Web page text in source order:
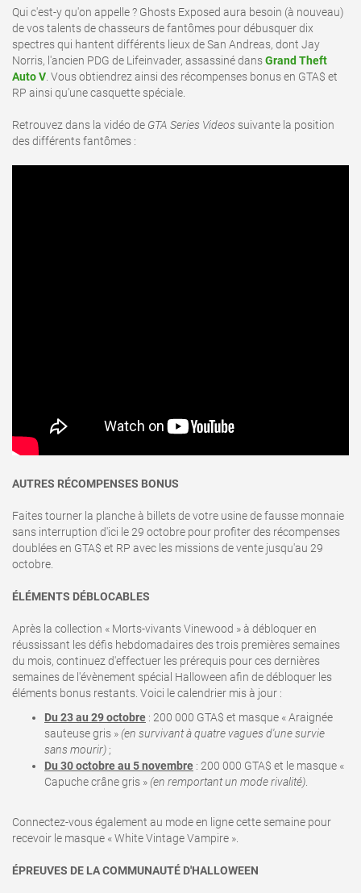
Qui c'est-y qu'on appelle ? Ghosts Exposed aura besoin (à nouveau)
de vos talents de chasseurs de fantômes pour débusquer dix
spectres qui hantent différents lieux de San Andreas, dont Jay
Norris, l'ancien PDG de Lifeinvader, assassiné dansGrand Theft
Auto V . Vous obtiendrez ainsi des récompenses bonus en GTA$ et
RP ainsi qu'une casquette spéciale.
Retrouvez dans la vidéo de GTA Series Videos suivante la position
des différents fantômes :
AUTRES RÉCOMPENSES BONUS
Faites tourner la planche à billets de votre usine de fausse monnaie
sans interruption d'ici le 29 octobre pour profiter des récompenses
doublées en GTA$ et RP avec les missions de vente jusqu'au 29
octobre.
ÉLÉMENTS DÉBLOCABLES
Après la collection « Morts-vivants Vinewood » à débloquer en
réussissant les défis hebdomadaires des trois premières semaines
du mois, continuez d'effectuer les prérequis pour ces dernières
semaines de l'évènement spécial Halloween afin de débloquer les
éléments bonus restants. Voici le calendrier mis à jour :
Du 23 au 29 octobre : 200 000 GTA$ et masque « Araignée
sauteuse gris »(en survivant à quatre vagues d'une survie
sans mourir) ;
Du 30 octobre au 5 novembre : 200 000 GTA$ et le masque «
Capuche crâne gris »(en remportant un mode rivalité)
Connectez-vous également au mode en ligne cette semaine pour
recevoir le masque « White Vintage Vampire ».
ÉPREUVES DE LA COMMUNAUTÉ D'HALLOWEEN